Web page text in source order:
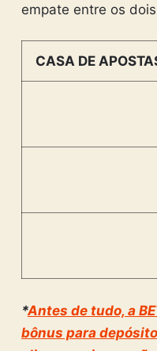
empate entre os
CASA DE
*Antes de tudo, a
bônus para